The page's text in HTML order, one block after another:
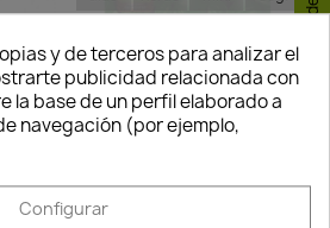
Semillas Ecológicas...
2,25 €1,91 €
Disponible
favorite_border -15%
y de terceros para analizar el
publicidad relacionada con
la base de un perfil elaborado a
navegación (por ejemplo,
Configurar